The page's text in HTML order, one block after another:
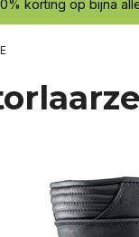
korting op bijna